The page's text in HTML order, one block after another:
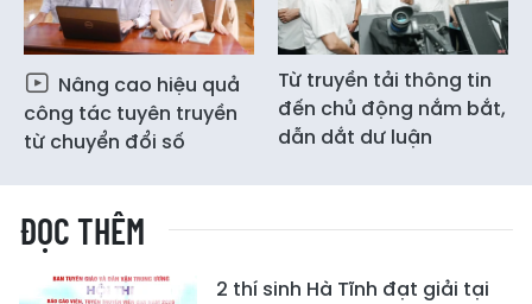
Nâng cao hiệu quả
công tác tuyên truyền
từ chuyển đổi số
Từ truyền tải thông tin
đến chủ động nắm bắt,
dẫn dắt dư luận
ĐỌC THÊM
2 thí sinh Hà Tĩnh đạt giải tại